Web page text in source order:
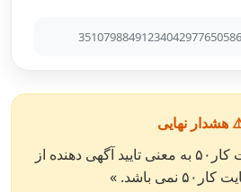
هشدار نهایی
« انتشار آگهی در سایت کار۵۰ به معنی تایید آگهی دهنده از
باشد. »